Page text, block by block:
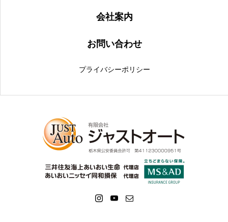
会社案内
お問い合わせ
プライバシーポリシー